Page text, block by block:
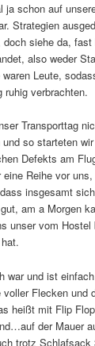
ja schon auf
Strategien
siehe da,
also weder
Leute,
ruhig verbrachten.
Transporttag
so starteten
Defekts am
Reihe vor
insgesamt
am a Morgen
unser vom
war und ist
Flecken und
heißt mit Flip
der Mauer
trotz Schlafsack